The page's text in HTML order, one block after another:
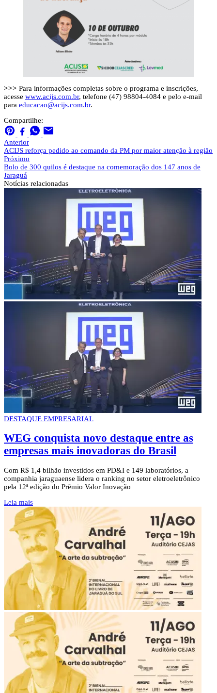
>>> Para informações completas sobre o programa e inscrições,
acesse www.acijs.com.br, telefone (47) 98804-4084 e pelo e-mail
para educacao@acijs.com.br.
Compartilhe:
Anterior
ACIJS reforça pedido ao comando da PM por maior atenção à região
Próximo
Bolo de 300 quilos é destaque na comemoração dos 147 anos de
Jaraguá
Notícias relacionadas
DESTAQUE EMPRESARIAL
WEG conquista novo destaque entre as
empresas mais inovadoras do Brasil
Com R$ 1,4 bilhão investidos em PD&I e 149 laboratórios, a
companhia jaraguaense lidera o ranking no setor eletroeletrônico
pela 12ª edição do Prêmio Valor Inovação
Leia mais